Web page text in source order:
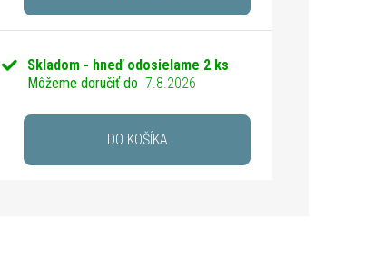
Skladom - hneď odosielame 2 ks
Môžeme doručiť do 7.8.2026
DO KOŠÍKA